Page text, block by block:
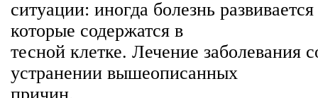
ситуации: иногда болезнь
которые содержатся в
тесной клетке. Лечение заболевания
устранении вышеописанных